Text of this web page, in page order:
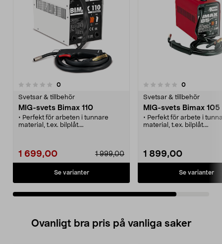
0recensioner
Svetsar & tillbehör
MIG-svets Bimax 110
• Perfekt för arbeten i tunnare
material, t.ex. bilplåt.
1 999,00
1 699,00
Se varianter
0.0 av 5 stjärnor 0recensioner
Svetsar & tillbehör
MIG-svets Bimax 105
• Perfekt för arbete i
material, t.ex. bilplåt.
1 899,00
Se varianter
Ovanligt bra pris på vanliga saker